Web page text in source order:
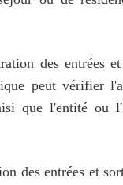
des entrées
peut vérifier
que l'entité
entrées et